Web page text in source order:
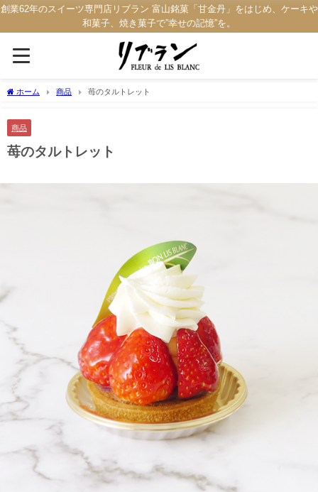
創業62年のスイーツ専門店リブラン 富山銘菓「甘金丹」をはじめ、ケーキや
和菓子、焼き菓子で”幸せの記憶”を。
ホーム 商品 苺のタルトレット
商品
苺のタルトレット